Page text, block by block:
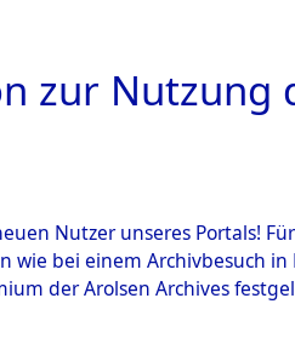
zur Nutzung
Nutzer unseres Portals!
wie bei einem Archivbesuch
der Arolsen Archives